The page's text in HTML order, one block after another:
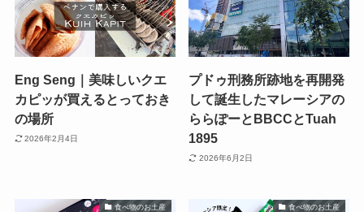
Eng Seng｜美味しいクエ
カピッが買えるとっておき
の場所
2026年2月4日
プドゥ刑務所跡地を再開発
して誕生したマレーシアの
ららぽーとBBCCとTuah
1895
2026年6月2日
食べ物のお土産 食べ物のお土産